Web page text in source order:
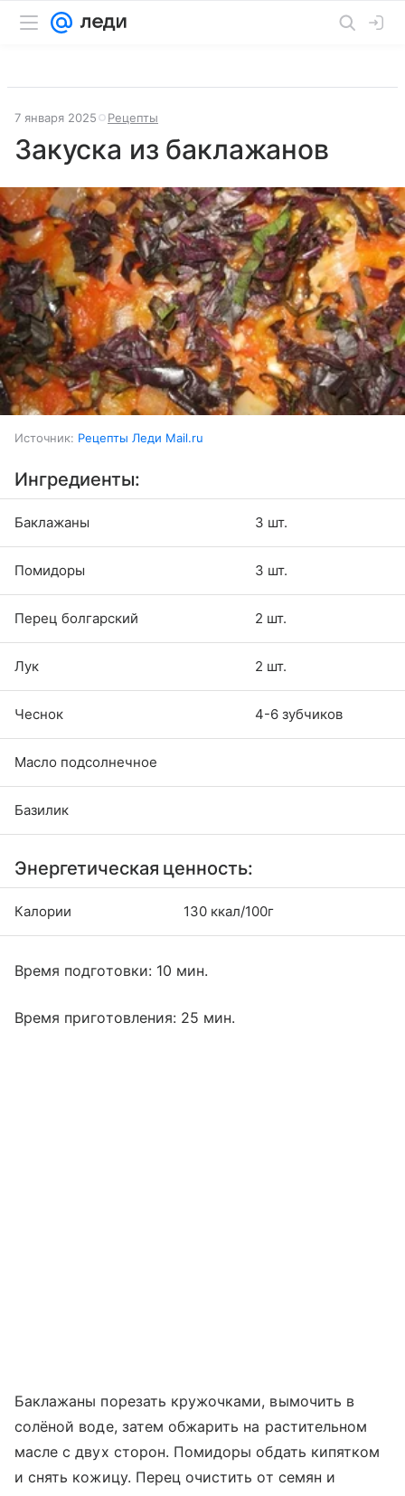
7 января 2025 Рецепты
Закуска из баклажанов
Источник: Рецепты Леди Mail.ru
Ингредиенты:
Баклажаны 3 шт.
Помидоры 3 шт.
Перец болгарский 2 шт.
Лук 2 шт.
Чеснок 4-6 зубчиков
Масло подсолнечное
Базилик
Энергетическая ценность:
Калории 130 ккал/100г
Время подготовки: 10 мин.
Время приготовления: 25 мин.
Баклажаны порезать кружочками, вымочить в
солёной воде, затем обжарить на растительном
масле с двух сторон. Помидоры обдать кипятком
и снять кожицу. Перец очистить от семян и